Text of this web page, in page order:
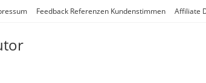
Feedback Referenzen Kundenstimmen Affiliate